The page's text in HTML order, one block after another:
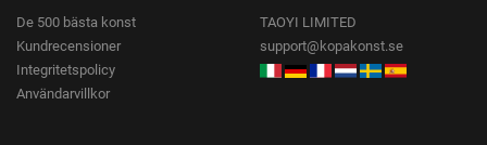
De 500 bästa konst
Kundrecensioner
Integritetspolicy
Användarvillkor
TAOYI LIMITED
support@kopakonst.se